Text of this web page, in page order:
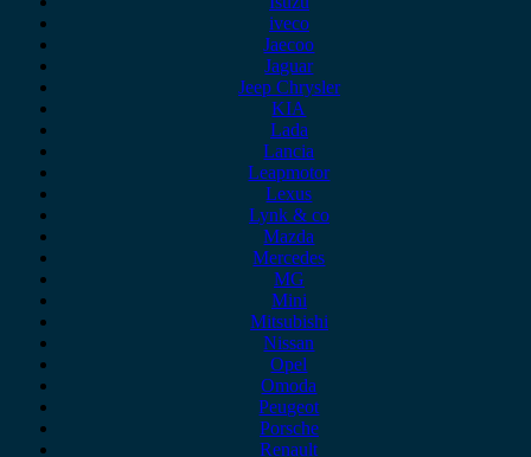
iveco
Jaecoo
Jaguar
Jeep Chrysler
KIA
Lada
Lancia
Leapmotor
Lexus
Lynk & co
Mazda
Mercedes
MG
Mini
Mitsubishi
Nissan
Opel
Omoda
Peugeot
Porsche
Renault